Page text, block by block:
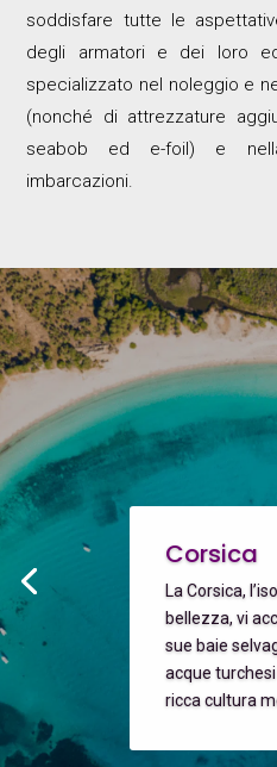
soddisfare tutte le
degli armatori e dei loro
specializzato nel noleggio e
(nonché di attrezzature
seabob ed e-foil) e
imbarcazioni.
Corsica
La Corsica,
bellezza, vi
sue baie
acque
ricca cultura